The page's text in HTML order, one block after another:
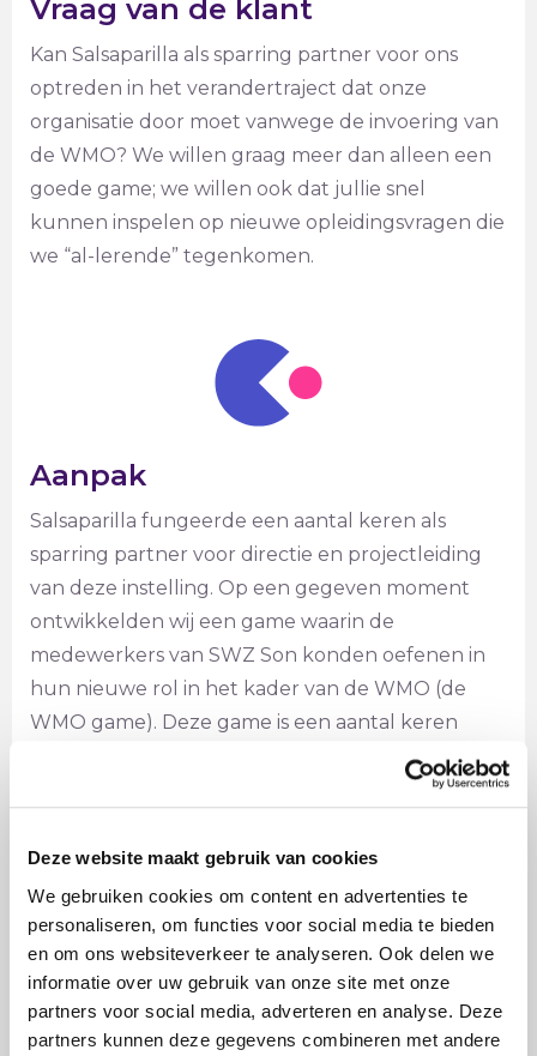
Deze website maakt gebruik van cookies
We gebruiken cookies om content en advertenties te
personaliseren, om functies voor social media te bieden
en om ons websiteverkeer te analyseren. Ook delen we
informatie over uw gebruik van onze site met onze
partners voor social media, adverteren en analyse. Deze
partners kunnen deze gegevens combineren met andere
Vraag van de klant
Kan Salsaparilla als sparring partner voor ons
optreden in het verandertraject dat onze
organisatie door moet vanwege de invoering van
de WMO? We willen graag meer dan alleen een
goede game; we willen ook dat jullie snel
kunnen inspelen op nieuwe opleidingsvragen die
we “al-lerende” tegenkomen.
Aanpak
Salsaparilla fungeerde een aantal keren als
sparring partner voor directie en projectleiding
van deze instelling. Op een gegeven moment
ontwikkelden wij een game waarin de
medewerkers van SWZ Son konden oefenen in
hun nieuwe rol in het kader van de WMO (de
WMO game). Deze game is een aantal keren
Na deze game hebben er nog verschillende
meedacht over de competentieontwikkeling van
de medewerkers in het kader van de WMO.